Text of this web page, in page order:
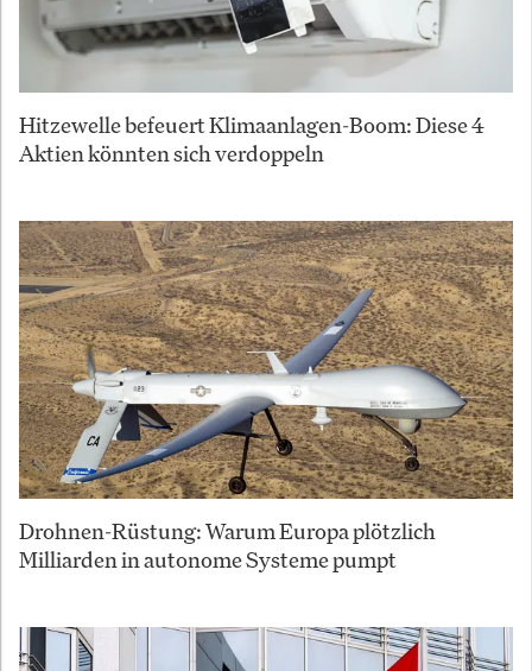
Hitzewelle befeuert Klimaanlagen-Boom: Diese 4
Aktien könnten sich verdoppeln
Drohnen-Rüstung: Warum Europa plötzlich
Milliarden in autonome Systeme pumpt